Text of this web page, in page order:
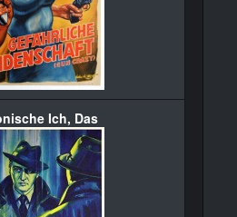
Ich, Das